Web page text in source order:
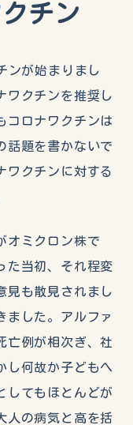
チン
ンが始まりまし
ワクチンを推奨し
コロナワクチンは
話題を書かないで
ワクチンに対する
オミクロン株で
た当初、それ程変
見も散見されまし
した。アルファ
亡例が相次ぎ、社
し何故か子どもへ
してもほとんどが
人の病気と高を括